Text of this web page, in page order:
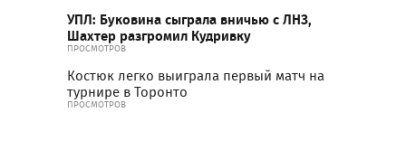
УПЛ: Буковина сыграла вничью с ЛНЗ,
Шахтер разгромил Кудривку
ПРОСМОТРОВ
Костюк легко выиграла первый матч на
турнире в Торонто
ПРОСМОТРОВ